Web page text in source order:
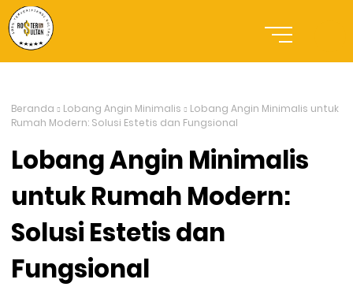
Beranda Lobang Angin Minimalis
Lobang Angin Minimalis untuk
Rumah Modern: Solusi Estetis dan Fungsional
Lobang Angin Minimalis
untuk Rumah Modern:
Solusi Estetis dan
Fungsional